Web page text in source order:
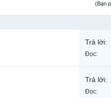
(Bạn
Trả lời:
Đọc:
Trả lời:
Đọc: